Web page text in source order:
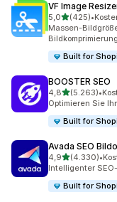
VF Image
5,0von 5 Sternen
(425)
425 •
Massen-
Built for
BOOSTER SEO
4,8von 5 Sternen
(5.263)
5263 •
Optimieren Sie
Built for
Avada SEO
4,9von 5 Sternen
(4.330)
4330 •
Intelligenter
Built for